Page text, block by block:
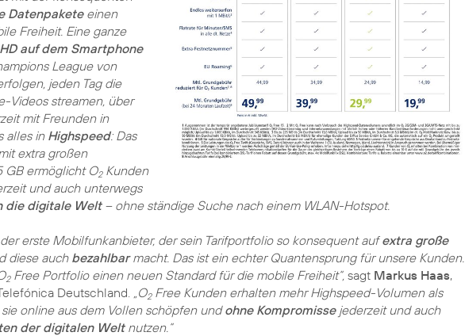
Datenpaketeeinen
Freiheit. Eine ganze
HD auf dem Smartphone
League von
jeden Tag die
Videos streamen, über
mit Freunden in
alles in Highspeed: Das
extra großen
GB ermöglicht O2Kunden
und auch unterwegs
die digitale Welt– ohne ständige Suche nach einem WLAN-Hotspot.
erste Mobilfunkanbieter, der sein Tarifportfolio so konsequent aufextra große
diese auch bezahlbarmacht. Das ist ein echter Quantensprung für unsere Kunden.
2Free Portfolio einen neuen Standard für die mobile Freiheit“, sagt Markus Haas,
Deutschland. „O2Free Kunden erhalten mehr Highspeed-Volumen als
online aus dem Vollen schöpfen undohne Kompromissejederzeit und auch
der digitalen Weltnutzen.“